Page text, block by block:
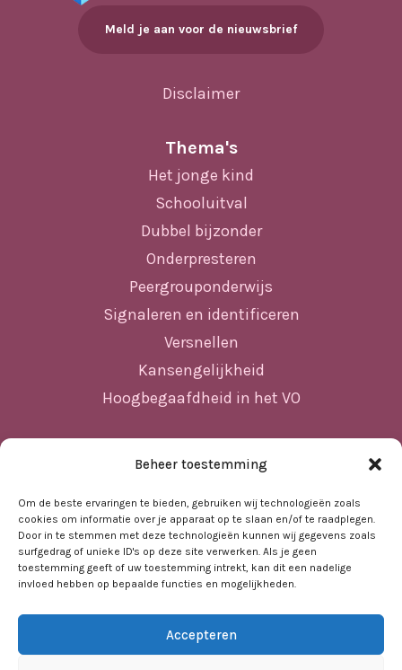
Beheer toestemming
Om de beste ervaringen te bieden, gebruiken wij technologieën zoals
cookies om informatie over je apparaat op te slaan en/of te raadplegen.
Door in te stemmen met deze technologieën kunnen wij gegevens zoals
surfgedrag of unieke ID's op deze site verwerken. Als je geen
toestemming geeft of uw toestemming intrekt, kan dit een nadelige
invloed hebben op bepaalde functies en mogelijkheden.
Accepteren
Meld je aan voor de nieuwsbrief
Disclaimer
Thema's
Het jonge kind
Schooluitval
Dubbel bijzonder
Onderpresteren
Peergrouponderwijs
Signaleren en identificeren
Versnellen
Kansengelijkheid
Hoogbegaafdheid in het VO
Home
Nieuws
Agenda
Kennisbank
Sociale kaart
Over ons